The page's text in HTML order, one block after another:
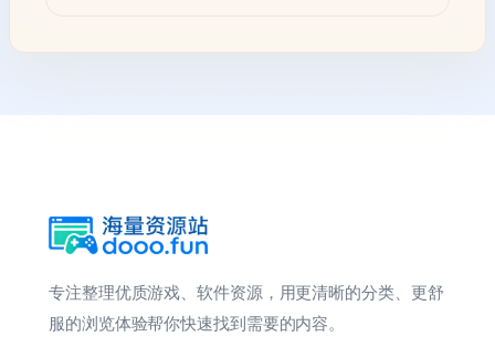
专注整理优质游戏、软件资源，用更清晰的分类、更舒
服的浏览体验帮你快速找到需要的内容。